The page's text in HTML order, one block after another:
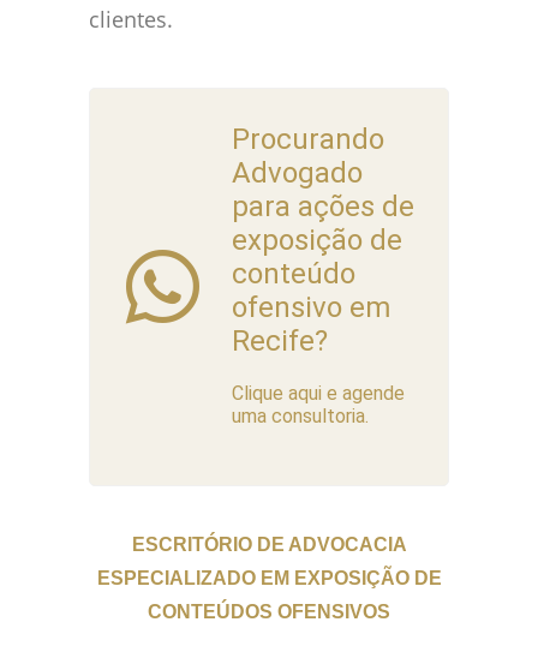
clientes.
Procurando
Advogado
para ações de
exposição de
conteúdo
ofensivo em
Recife?
Clique aqui e agende
uma consultoria.
ESCRITÓRIO DE ADVOCACIA
ESPECIALIZADO EM EXPOSIÇÃO DE
CONTEÚDOS OFENSIVOS